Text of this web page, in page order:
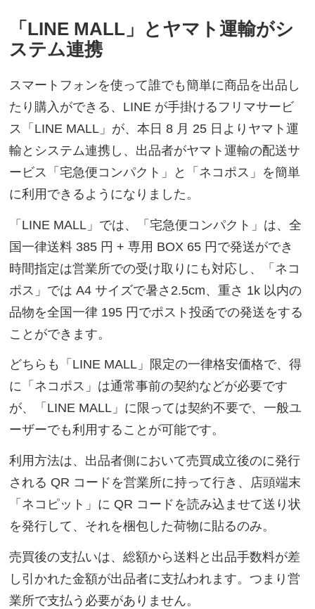
「LINE MALL」とヤマト運輸がシ
ステム連携
スマートフォンを使って誰でも簡単に商品を出品し
たり購入ができる、LINE が手掛けるフリマサービ
ス「LINE MALL」が、本日 8 月 25 日よりヤマト運
輸とシステム連携し、出品者がヤマト運輸の配送サ
ービス「宅急便コンパクト」と「ネコポス」を簡単
に利用できるようになりました。
「LINE MALL」では、「宅急便コンパクト」は、全
国一律送料 385 円 + 専用 BOX 65 円で発送ができ
時間指定は営業所での受け取りにも対応し、「ネコ
ポス」では A4 サイズで暑さ2.5cm、重さ 1k 以内の
品物を全国一律 195 円でポスト投函での発送をする
ことができます。
どちらも「LINE MALL」限定の一律格安価格で、得
に「ネコポス」は通常事前の契約などが必要です
が、「LINE MALL」に限っては契約不要で、一般ユ
ーザーでも利用することが可能です。
利用方法は、出品者側において売買成立後のに発行
される QR コードを営業所に持って行き、店頭端末
「ネコピット」に QR コードを読み込ませて送り状
を発行して、それを梱包した荷物に貼るのみ。
売買後の支払いは、総額から送料と出品手数料が差
し引かれた金額が出品者に支払われます。つまり営
業所で支払う必要がありません。